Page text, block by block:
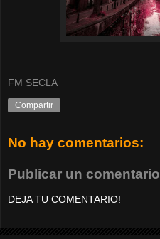
FM SECLA
Compartir
No hay comentarios:
Publicar un comentario
DEJA TU COMENTARIO!